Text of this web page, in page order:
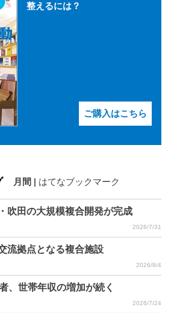
整えるには？
ご購入はこちら
月間 はてなブックマーク
吹田の大規模複合開発が完成
2026/7/31
流拠点となる複合施設
2026/8/4
、世帯年収の増加が続く
2026/7/24